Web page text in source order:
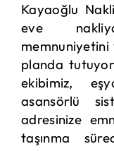
Kayaoğlu
eve
memnuniyetini
planda
ekibimiz,
asansörlü
adresinize
taşınma